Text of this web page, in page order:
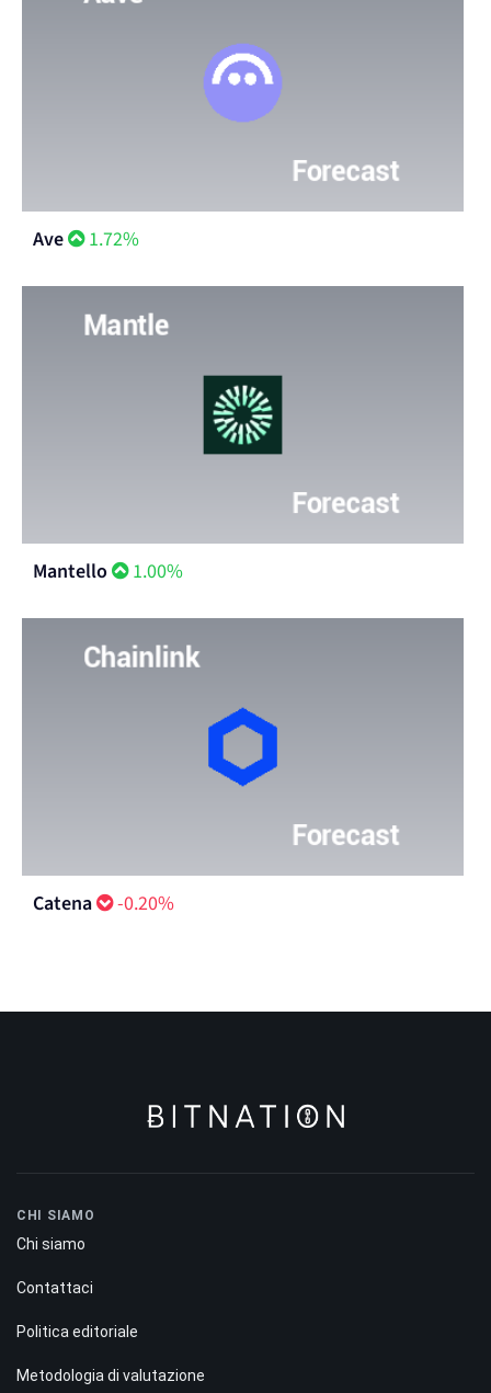
Ave 1.72%
Mantello 1.00%
Catena -0.20%
CHI SIAMO
Chi siamo
Contattaci
Politica editoriale
Metodologia di valutazione